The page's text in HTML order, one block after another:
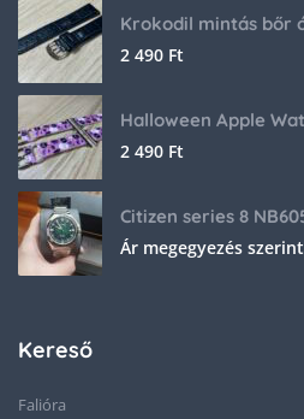
2 490 Ft
2 490 Ft
Ár megegyezés szerint
Kereső
Falióra